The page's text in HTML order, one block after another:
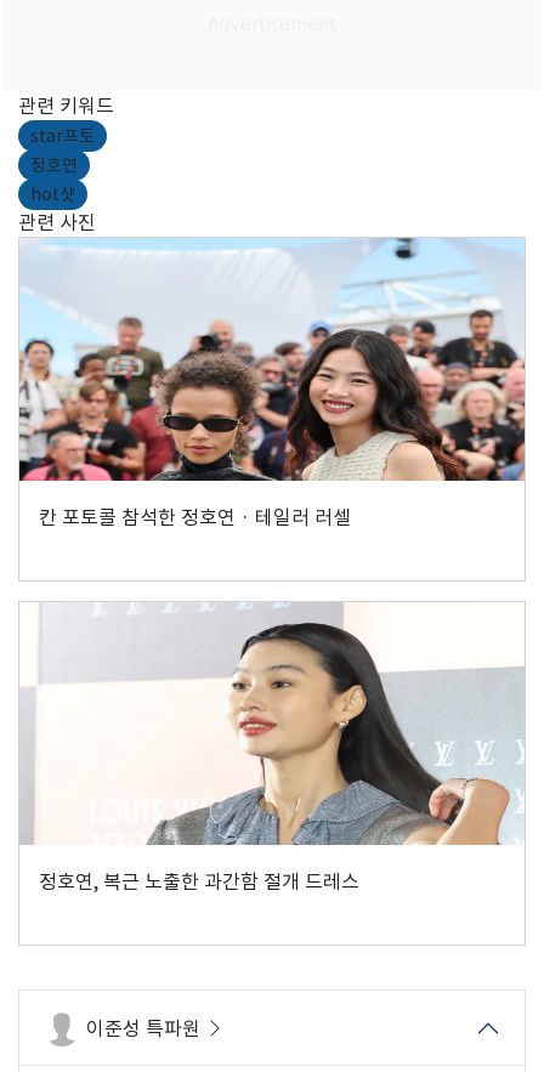
관련 키워드
star포토
정호연
hot샷
관련 사진
칸 포토콜 참석한 정호연 · 테일러 러셀
정호연, 복근 노출한 과간함 절개 드레스
이준성 특파원